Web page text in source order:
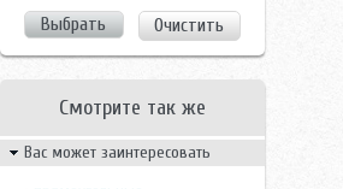
Maroni
Nautico
Niagara
Niagara Lux
Potter
Россия
Финляндия
Швецария
Очистить
Смотрите так же
Вас может заинтересовать